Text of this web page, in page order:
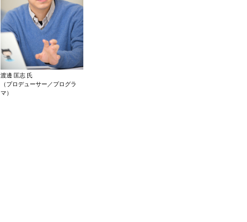
渡邊 匡志 氏
（プロデューサー／プログラ
マ）